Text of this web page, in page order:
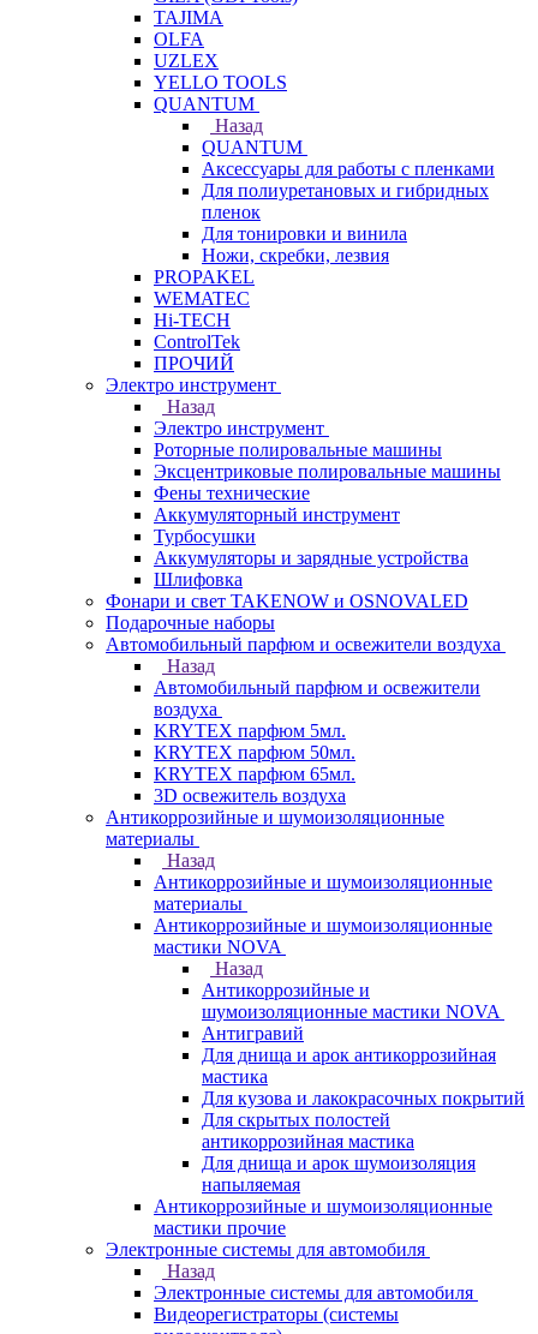
TAJIMA
OLFA
UZLEX
YELLO TOOLS
QUANTUM
Назад
QUANTUM
Аксессуары для работы с пленками
Для полиуретановых и гибридных
пленок
Для тонировки и винила
Ножи, скребки, лезвия
PROPAKEL
WEMATEC
Hi-TECH
ControlTek
ПРОЧИЙ
Электро инструмент
Назад
Электро инструмент
Роторные полировальные машины
Эксцентриковые полировальные машины
Фены технические
Аккумуляторный инструмент
Турбосушки
Аккумуляторы и зарядные устройства
Шлифовка
Фонари и свет TAKENOW и OSNOVALED
Подарочные наборы
Автомобильный парфюм и освежители воздуха
Назад
Автомобильный парфюм и освежители
воздуха
KRYTEX парфюм 5мл.
KRYTEX парфюм 50мл.
KRYTEX парфюм 65мл.
3D освежитель воздуха
Антикоррозийные и шумоизоляционные
материалы
Назад
Антикоррозийные и шумоизоляционные
материалы
Антикоррозийные и шумоизоляционные
мастики NOVA
Назад
Антикоррозийные и
шумоизоляционные мастики NOVA
Антигравий
Для днища и арок антикоррозийная
мастика
Для кузова и лакокрасочных покрытий
Для скрытых полостей
антикоррозийная мастика
Для днища и арок шумоизоляция
напыляемая
Антикоррозийные и шумоизоляционные
мастики прочие
Электронные системы для автомобиля
Назад
Электронные системы для автомобиля
Видеорегистраторы (системы